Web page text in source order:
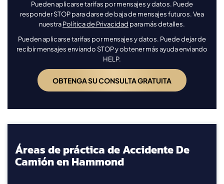
Pueden aplicarse tarifas por mensajes y datos. Puede
responder STOP para darse de baja de mensajes futuros. Vea
nuestraPolítica de Privacidad para más detalles.
Pueden aplicarse tarifas por mensajes y datos. Puede dejar de
recibir mensajes enviando STOP y obtener más ayuda enviando
HELP.
Áreas de práctica de Accidente De
Camión en Hammond